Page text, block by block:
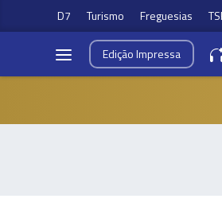
D7 Turismo Freguesias
EdiçãoImpressa